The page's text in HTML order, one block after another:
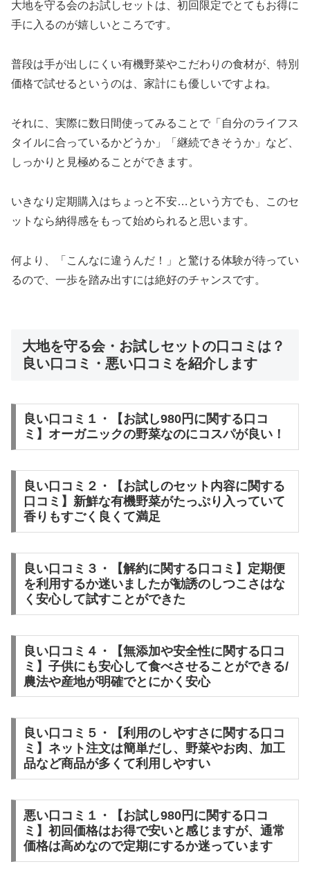
大地を守る会のお試しセットは、初回限定でとてもお得に
手に入るのが嬉しいところです。
普段は手が出しにくい有機野菜やこだわりの食材が、特別
価格で試せるというのは、家計にも優しいですよね。
それに、実際に数日間使ってみることで「自分のライフス
タイルに合っているかどうか」「継続できそうか」など、
しっかりと見極めることができます。
いきなり定期購入はちょっと不安…という方でも、このセ
ットなら納得感をもって始められると思います。
何より、「こんなに違うんだ！」と驚ける体験が待ってい
るので、一歩を踏み出すには絶好のチャンスです。
大地を守る会・お試しセットの口コミは？
良い口コミ・悪い口コミを紹介します
良い口コミ１・【お試し980円に関する口コ
ミ】オーガニックの野菜なのにコスパが良い！
良い口コミ２・【お試しのセット内容に関する
口コミ】新鮮な有機野菜がたっぷり入っていて
香りもすごく良くて満足
良い口コミ３・【解約に関する口コミ】定期便
を利用するか迷いましたが勧誘のしつこさはな
く安心して試すことができた
良い口コミ４・【無添加や安全性に関する口コ
ミ】子供にも安心して食べさせることができる/
農法や産地が明確でとにかく安心
良い口コミ５・【利用のしやすさに関する口コ
ミ】ネット注文は簡単だし、野菜やお肉、加工
品など商品が多くて利用しやすい
悪い口コミ１・【お試し980円に関する口コ
ミ】初回価格はお得で安いと感じますが、通常
価格は高めなので定期にするか迷っています